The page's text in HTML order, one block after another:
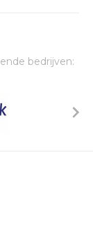
bedrijven: